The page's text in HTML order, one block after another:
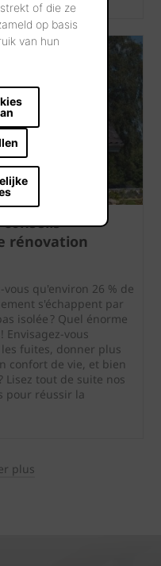
of die ze
op basis
van hun
rénovation
qu'environ 26 % de
s'échappent par
isolée ? Quel énorme
Envisagez-vous
fuites, donner plus
confort de vie, et bien
Lisez tout de suite nos
pour réussir la
plus